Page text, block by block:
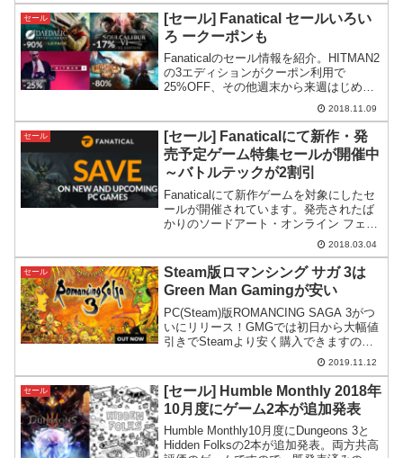
セール
[セール] Fanatical セールいろい
ろ ークーポンも
Fanaticalのセール情報を紹介。HITMAN2
の3エディションがクーポン利用で
25%OFF、その他週末から来週はじめに
かけての時間限定セールの紹介など。
2018.11.09
セール
[セール] Fanaticalにて新作・発
売予定ゲーム特集セールが開催中
～バトルテックが2割引
Fanaticalにて新作ゲームを対象にしたセ
ールが開催されています。発売されたば
かりのソードアート・オンライン フェイ
タルバレットパラドックス期待の新作
Surviving MarsBATTLETECHの予約も割
引価格で行えます。新発売、あ...
2018.03.04
セール
Steam版ロマンシング サガ 3は
Green Man Gamingが安い
PC(Steam)版ROMANCING SAGA 3がつ
いにリリース！GMGでは初日から大幅値
引きでSteamより安く購入できますので
2019.11.12
セール
[セール] Humble Monthly 2018年
10月度にゲーム2本が追加発表
Humble Monthly10月度にDungeons 3と
Hidden Folksの2本が追加発表。両方共高